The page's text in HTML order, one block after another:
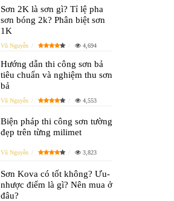
Sơn 2K là sơn gì? Tỉ lệ pha
sơn bóng 2k? Phân biệt sơn
1K
Vũ Nguyễn 4,694
Hướng dẫn thi công sơn bả
tiêu chuẩn và nghiệm thu sơn
bả
Vũ Nguyễn 4,553
Biện pháp thi công sơn tường
đẹp trên từng milimet
Vũ Nguyễn 3,823
Sơn Kova có tốt không? Ưu-
nhược điểm là gì? Nên mua ở
đâu?